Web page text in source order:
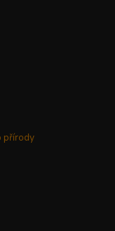
přírody